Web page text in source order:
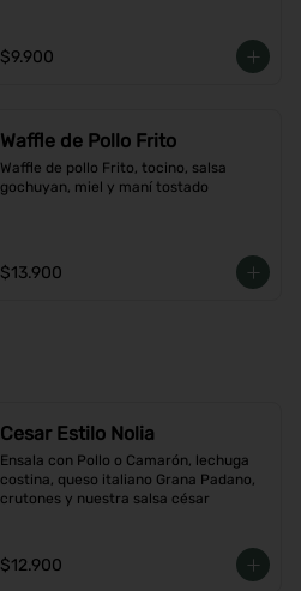
$9.900
Waffle de Pollo Frito
Waffle de pollo Frito, tocino, salsa
gochuyan, miel y maní tostado
$13.900
Cesar Estilo Nolia
Ensala con Pollo o Camarón, lechuga
costina, queso italiano Grana Padano,
crutones y nuestra salsa césar
$12.900